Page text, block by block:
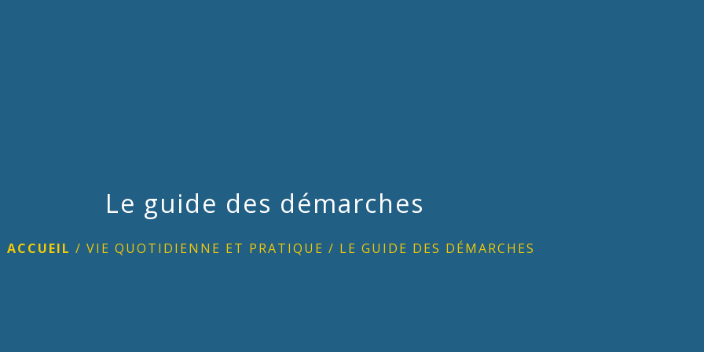
Le guide des démarches
ACCUEIL / VIE QUOTIDIENNE ET PRATIQUE / LE GUIDE DES DÉMARCHES